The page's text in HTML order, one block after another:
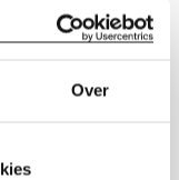
Over